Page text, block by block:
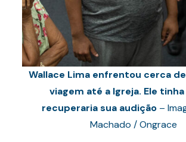
Wallace Lima enfrentou cerca
viagem até a Igreja. Ele
recuperaria sua audição –
Machado / Ongrace